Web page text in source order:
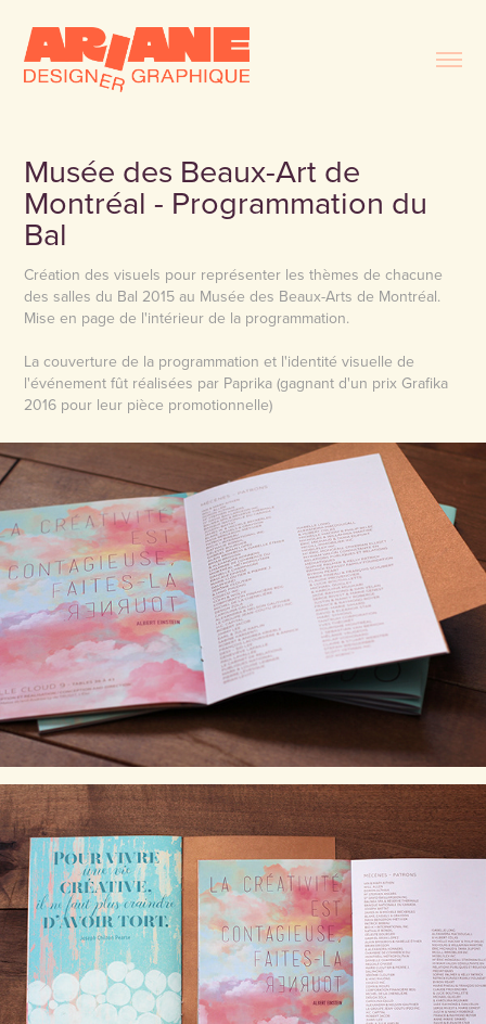
Musée des Beaux-Art de
Montréal - Programmation du
Bal
Création des visuels pour représenter les thèmes de chacune
des salles du Bal 2015 au Musée des Beaux-Arts de Montréal.
Mise en page de l'intérieur de la programmation.
La couverture de la programmation et l'identité visuelle de
l'événement fût réalisées par Paprika (gagnant d'un prix Grafika
2016 pour leur pièce promotionnelle)